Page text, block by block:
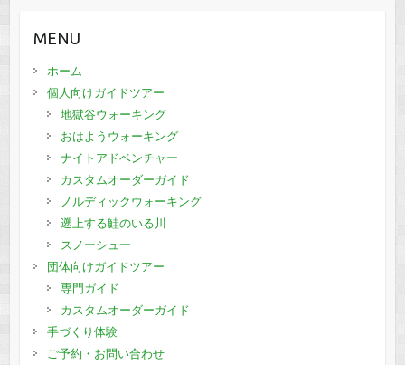
MENU
ホーム
個人向けガイドツアー
地獄谷ウォーキング
おはようウォーキング
ナイトアドベンチャー
カスタムオーダーガイド
ノルディックウォーキング
遡上する鮭のいる川
スノーシュー
団体向けガイドツアー
専門ガイド
カスタムオーダーガイド
手づくり体験
ご予約・お問い合わせ